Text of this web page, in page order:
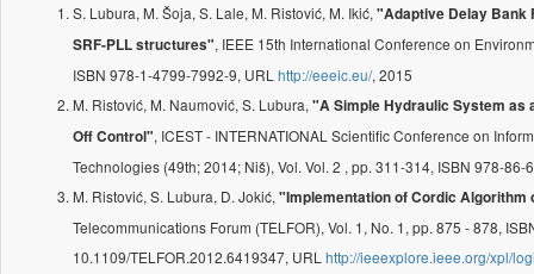
S. Lubura, M. Šoja, S. Lale, M. Ristović, M. Ikić, "Adaptive Delay Bank
SRF-PLL structures", IEEE 15th International Conference on
ISBN 978-1-4799-7992-9, URL http://eeeic.eu/, 2015
M. Ristović, M. Naumović, S. Lubura, "A Simple Hydraulic System as
Off Control", ICEST - INTERNATIONAL Scientific Conference on
Technologies (49th; 2014; Niš), Vol. Vol. 2 , pp. 311-314, ISBN 978-
M. Ristović, S. Lubura, D. Jokić, "Implementation of Cordic Algorithm
Telecommunications Forum (TELFOR), Vol. 1, No. 1, pp. 875 - 878,
10.1109/TELFOR.2012.6419347, URL http://ieeexplore.ieee.org/xpl/